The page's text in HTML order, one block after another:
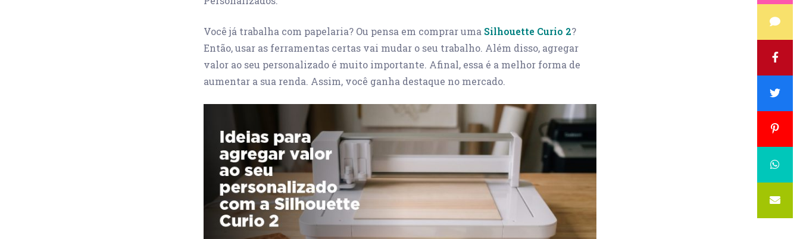
Você já trabalha com papelaria? Ou pensa em comprar uma Silhouette Curio 2?
Então, usar as ferramentas certas vai mudar o seu trabalho. Além disso, agregar
valor ao seu personalizado é muito importante. Afinal, essa é a melhor forma de
aumentar a sua renda. Assim, você ganha destaque no mercado.